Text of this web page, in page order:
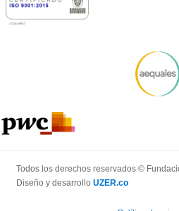
Todos los derechos reservados ©
Diseño y desarrollo UZER.co